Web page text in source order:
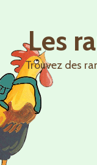
Les
Trouvez des